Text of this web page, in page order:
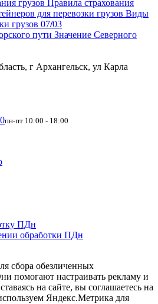
Правила страхования
Виды
грузов 07/03
Значение Северного
г Архангельск, ул Карла
пн-пт 10:00 - 18:00
ПДн
обработки ПДн
сбора обезличенных
помогают настраивать рекламу и
на сайте, вы соглашаетесь на
Яндекс.Метрика для